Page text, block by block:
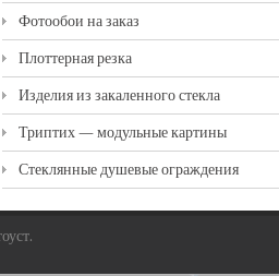
Фотообои на заказ
Плоттерная резка
Изделия из закаленного стекла
Триптих — модульные картины
Стеклянные душевые ограждения